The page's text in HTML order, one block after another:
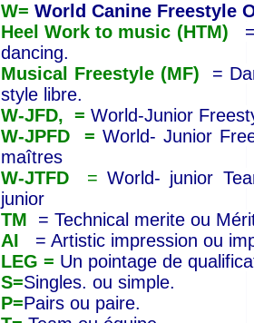
W= World Canine Freestyle
Heel Work to music (HTM)
dancing.
Musical Freestyle (MF) =
style libre.
W-JFD, = World-Junior
W-JPFD = World- Junior
maîtres
W-JTFD =World- junior
junior
TM = Technical merite ou
AI
= Artistic impression ou
LEG = Un pointage de
S=Singles. ou simple.
P=Pairs ou paire.